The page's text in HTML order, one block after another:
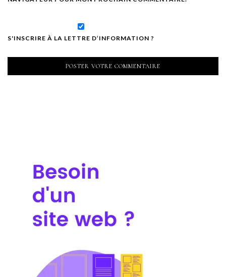
S'INSCRIRE À LA LETTRE D’INFORMATION ?